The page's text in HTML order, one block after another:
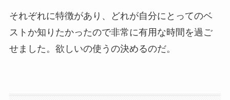
それぞれに特徴があり、どれが自分にとってのベ
ストか知りたかったので非常に有用な時間を過ご
せました。欲しいの使うの決めるのだ。